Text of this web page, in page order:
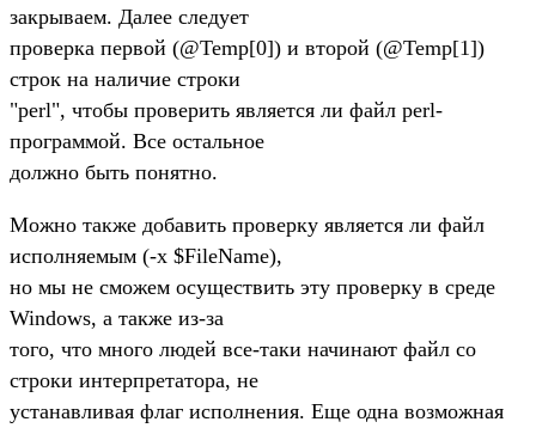
закрываем. Далее следует
проверка первой (@Temp[0]) и второй (@Temp[1])
строк на наличие строки
"perl", чтобы проверить является ли файл perl-
программой. Все остальное
должно быть понятно.
Можно также добавить проверку является ли файл
исполняемым (-x $FileName),
но мы не сможем осуществить эту проверку в среде
Windows, а также из-за
того, что много людей все-таки начинают файл со
строки интерпретатора, не
устанавливая флаг исполнения. Еще одна возможная